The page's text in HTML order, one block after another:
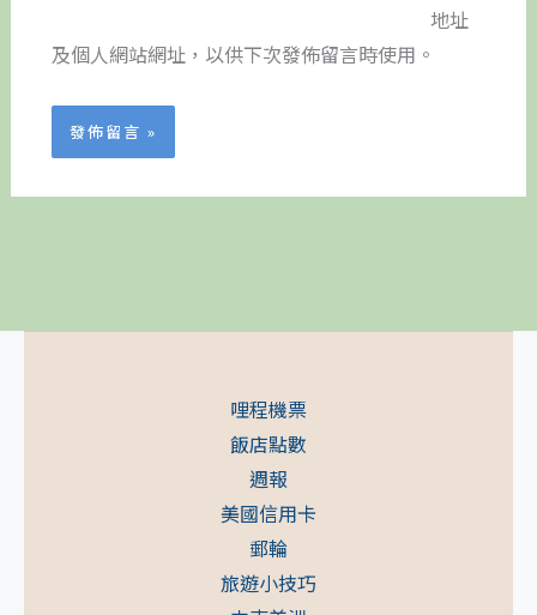
地址
及個人網站網址，以供下次發佈留言時使用。
哩程機票
飯店點數
週報
美國信用卡
郵輪
旅遊小技巧